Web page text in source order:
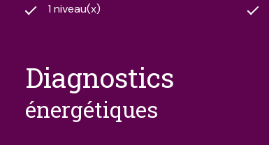
1 niveau(x)
diagnostics
énergétiques